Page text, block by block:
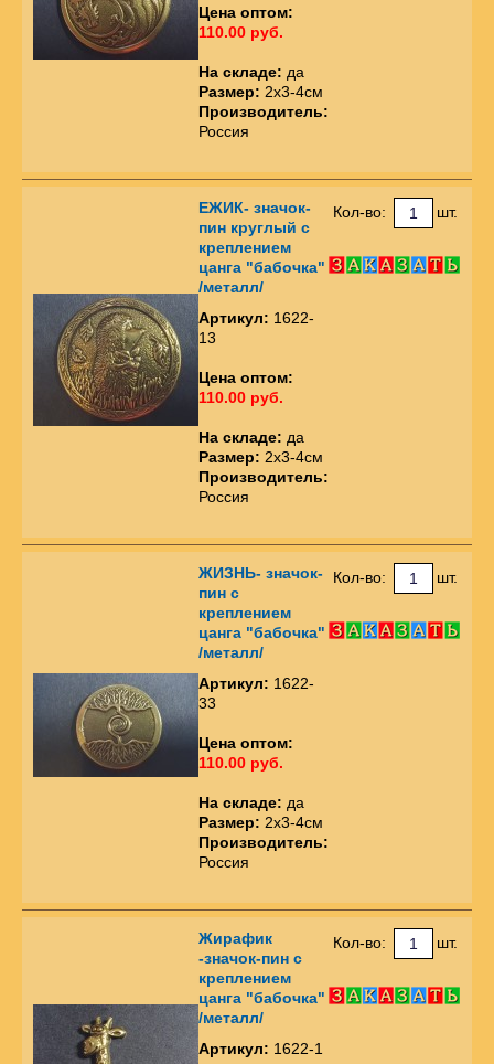
Цена оптом:
110.00 руб.
На складе: да
Размер: 2х3-4см
Производитель:
Россия
ЕЖИК- значок-
пин круглый с
креплением
цанга "бабочка"
/металл/
Артикул: 1622-
13
Цена оптом:
110.00 руб.
На складе: да
Размер: 2х3-4см
Производитель:
Россия
Кол-во: шт.
ЖИЗНЬ- значок-
пин с
креплением
цанга "бабочка"
/металл/
Артикул: 1622-
33
Цена оптом:
110.00 руб.
На складе: да
Размер: 2х3-4см
Производитель:
Россия
Кол-во: шт.
Жирафик
-значок-пин с
креплением
цанга "бабочка"
/металл/
Артикул: 1622-1
Кол-во: шт.